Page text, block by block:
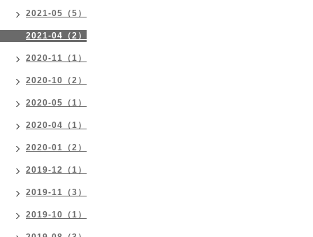
2021-05（5）
2021-04（2）
2020-11（1）
2020-10（2）
2020-05（1）
2020-04（1）
2020-01（2）
2019-12（1）
2019-11（3）
2019-10（1）